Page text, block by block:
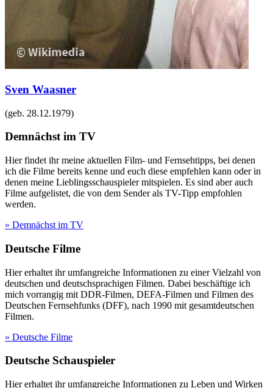
Sven Waasner
(geb. 28.12.1979)
Demnächst im TV
Hier findet ihr meine aktuellen Film- und Fernsehtipps, bei denen
ich die Filme bereits kenne und euch diese empfehlen kann oder in
denen meine Lieblingsschauspieler mitspielen. Es sind aber auch
Filme aufgelistet, die von dem Sender als TV-Tipp empfohlen
werden.
» Demnächst im TV
Deutsche Filme
Hier erhaltet ihr umfangreiche Informationen zu einer Vielzahl von
deutschen und deutschsprachigen Filmen. Dabei beschäftige ich
mich vorrangig mit DDR-Filmen, DEFA-Filmen und Filmen des
Deutschen Fernsehfunks (DFF), nach 1990 mit gesamtdeutschen
Filmen.
» Deutsche Filme
Deutsche Schauspieler
Hier erhaltet ihr umfangreiche Informationen zu Leben und Wirken